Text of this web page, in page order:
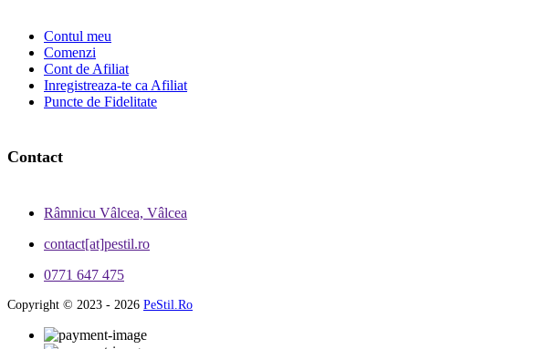
Contul meu
Comenzi
Cont de Afiliat
Inregistreaza-te ca Afiliat
Puncte de Fidelitate
Contact
Râmnicu Vâlcea, Vâlcea
contact[at]pestil.ro
0771 647 475
Copyright © 2023 - 2026 PeStil.Ro